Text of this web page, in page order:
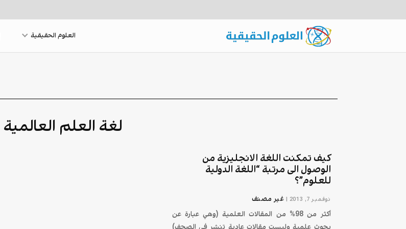
العلوم الحقيقية
لغة العلم العالمية
كيف تمكنت اللغة الانجليزية من
الوصول الى مرتبة “اللغة الدولية
للعلوم”؟
نوفمبر 7, 2013 | غير مصنف
أكثر من 98% من المقالات العلمية (وهي عبارة عن